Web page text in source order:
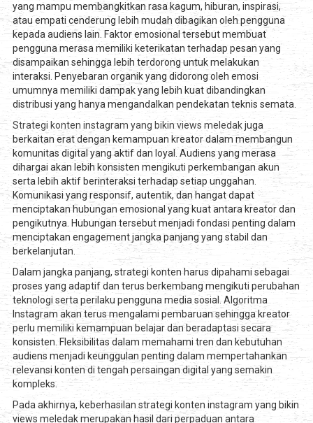
yang mampu membangkitkan rasa kagum, hiburan, inspirasi,
atau empati cenderung lebih mudah dibagikan oleh pengguna
kepada audiens lain. Faktor emosional tersebut membuat
pengguna merasa memiliki keterikatan terhadap pesan yang
disampaikan sehingga lebih terdorong untuk melakukan
interaksi. Penyebaran organik yang didorong oleh emosi
umumnya memiliki dampak yang lebih kuat dibandingkan
distribusi yang hanya mengandalkan pendekatan teknis semata.
Strategi konten instagram yang bikin views meledakjuga
berkaitan erat dengan kemampuan kreator dalam membangun
komunitas digital yang aktif dan loyal. Audiens yang merasa
dihargai akan lebih konsisten mengikuti perkembangan akun
serta lebih aktif berinteraksi terhadap setiap unggahan.
Komunikasi yang responsif, autentik, dan hangat dapat
menciptakan hubungan emosional yang kuat antara kreator dan
pengikutnya. Hubungan tersebut menjadi fondasi penting dalam
menciptakan engagement jangka panjang yang stabil dan
berkelanjutan.
Dalam jangka panjang, strategi konten harus dipahami sebagai
proses yang adaptif dan terus berkembang mengikuti perubahan
teknologi serta perilaku pengguna media sosial. Algoritma
Instagram akan terus mengalami pembaruan sehingga kreator
perlu memiliki kemampuan belajar dan beradaptasi secara
konsisten. Fleksibilitas dalam memahami tren dan kebutuhan
audiens menjadi keunggulan penting dalam mempertahankan
relevansi konten di tengah persaingan digital yang semakin
kompleks.
Pada akhirnya, keberhasilan strategi konten instagram yang bikin
views meledak merupakan hasil dari perpaduan antara